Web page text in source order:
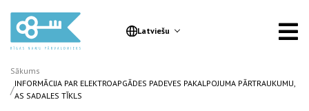
Latviešu
Sākums
/INFORMĀCIJA PAR ELEKTROAPGĀDES PADEVES PAKALPOJUMA PĀRTRAUKUMU,
AS SADALES TĪKLS